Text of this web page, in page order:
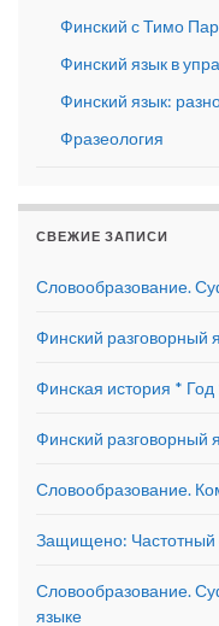
Финский с Тимо
Финский язык в
Финский язык:
Фразеология
СВЕЖИЕ ЗАПИСИ
Словообразование.
Финский разговорный
Финская история * Год
Финский разговорный
Словообразование.
Защищено: Частотный
Словообразование.
языке